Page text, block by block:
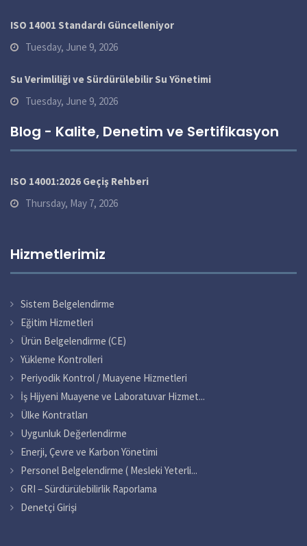
ISO 14001 Standardı Güncelleniyor
Tuesday, June 9, 2026
Su Verimliliği ve Sürdürülebilir Su Yönetimi
Tuesday, June 9, 2026
Blog - Kalite, Denetim ve Sertifikasyon
ISO 14001:2026 Geçiş Rehberi
Thursday, May 7, 2026
Hizmetlerimiz
Sistem Belgelendirme
Eğitim Hizmetleri
Ürün Belgelendirme (CE)
Yükleme Kontrolleri
Periyodik Kontrol / Muayene Hizmetleri
İş Hijyeni Muayene ve Laboratuvar Hizmet...
Ülke Kontratları
Uygunluk Değerlendirme
Enerji, Çevre ve Karbon Yönetimi
Personel Belgelendirme ( Mesleki Yeterli...
GRI – Sürdürülebilirlik Raporlama
Denetçi Girişi